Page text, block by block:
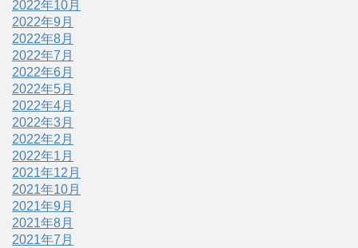
2022年10月
2022年9月
2022年8月
2022年7月
2022年6月
2022年5月
2022年4月
2022年3月
2022年2月
2022年1月
2021年12月
2021年10月
2021年9月
2021年8月
2021年7月